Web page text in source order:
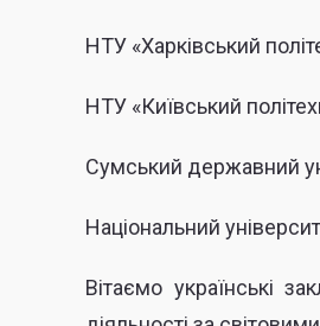
НТУ «Харківський
НТУ «Київський
Сумський державний
Національний
Вітаємо українські